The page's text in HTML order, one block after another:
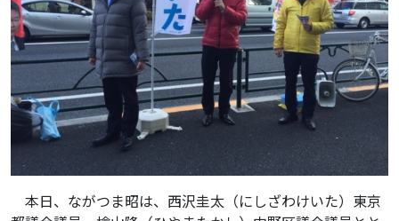
本日、ながつま昭は、西沢圭太（にしざわけいた）東京